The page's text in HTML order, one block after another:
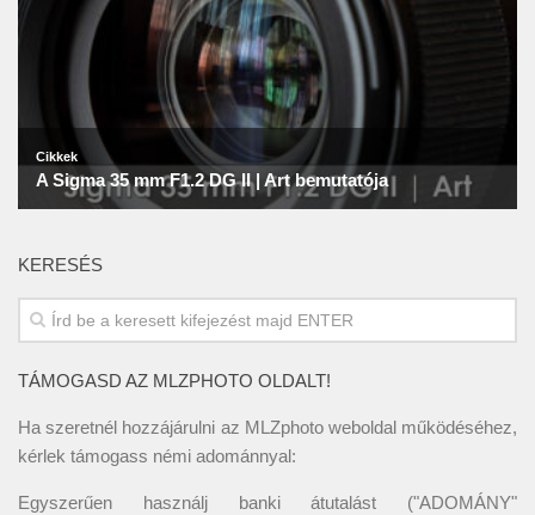
KERESÉS
TÁMOGASD AZ MLZPHOTO OLDALT!
Ha szeretnél hozzájárulni az MLZphoto weboldal működéséhez,
kérlek támogass némi adománnyal:
Egyszerűen használj banki átutalást ("ADOMÁNY"